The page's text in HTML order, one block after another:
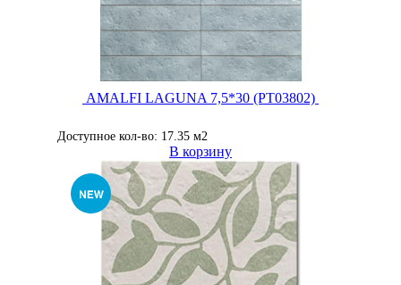
AMALFI LAGUNA 7,5*30 (PT03802)
Доступное кол-во: 17.35 м2
В корзину